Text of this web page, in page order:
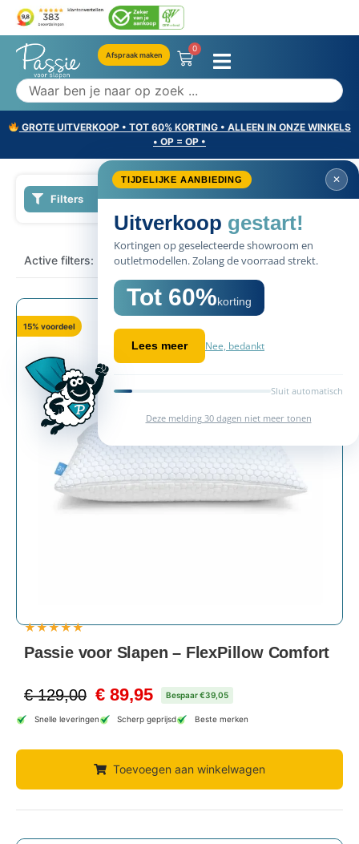
Afspraak maken
0
GROTE UITVERKOOP • TOT 60% KORTING • ALLEEN IN ONZE WINKELS
• OP = OP •
Filters
Active filters: Zij ×
15% voordeel
★★★★★
Passie voor Slapen – FlexPillow Comfort
€129,00 € 89,95 Bespaar €39,05
Snelle leveringen Scherp geprijsd Beste merken
Toevoegen aan winkelwagen